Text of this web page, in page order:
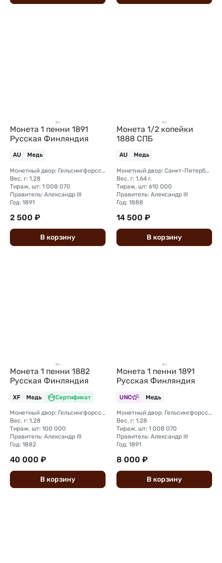
Монета 1 пенни 1891
Русская Финляндия
AU Медь
Монетный двор: Гельсингфорсский монетный двор (Финляндия)
Вес, г: 1,28
Тираж, шт: 1 008 070
Правитель: Александр III
Год: 1891
2 500 ₽
В корзину
Монета 1/2 копейки
1888 СПБ
AU Медь
Монетный двор: Санкт-Петербургский монетный двор
Вес, г: 1.64 г.
Тираж, шт: 610 000
Правитель: Александр III
Год: 1888
14 500 ₽
В корзину
Монета 1 пенни 1882
Русская Финляндия
XF Медь Сертификат
Монетный двор: Гельсингфорсский монетный двор (Финляндия)
Вес, г: 1,28
Тираж, шт: 100 000
Правитель: Александр III
Год: 1882
40 000 ₽
В корзину
Монета 1 пенни 1891
Русская Финляндия
UNC Медь
Монетный двор: Гельсингфорсский монетный двор (Финляндия)
Вес, г: 1,28
Тираж, шт: 1 008 070
Правитель: Александр III
Год: 1891
8 000 ₽
В корзину